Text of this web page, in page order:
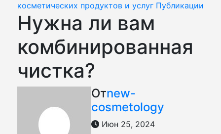
косметических продуктов и услуг Публикации
Нужна ли вам
комбинированная
чистка?
Отnew-
cosmetology
Июн 25, 2024